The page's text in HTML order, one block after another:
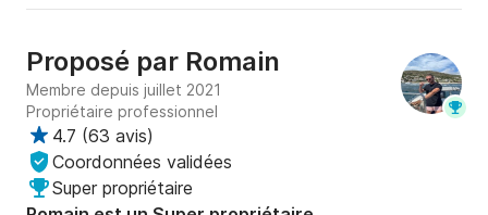
Proposé par Romain
Membre depuis juillet 2021
Propriétaire professionnel
4.7 (63 avis)
Coordonnées validées
Super propriétaire